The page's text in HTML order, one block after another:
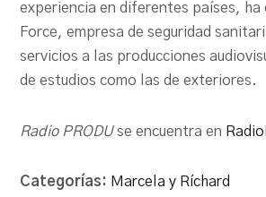
experiencia en diferentes países, ha
Force, empresa de seguridad
servicios a las producciones
de estudios como las de exteriores.
Radio PRODUse encuentra en
Categorías: Marcela y Ríchard